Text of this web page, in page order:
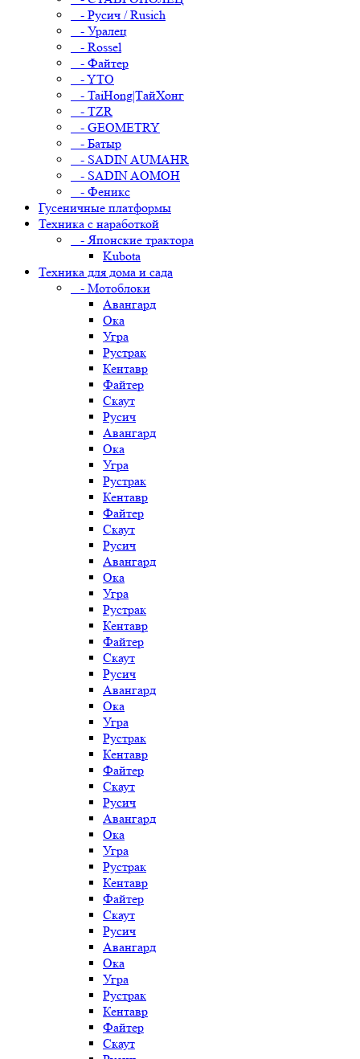
- Русич / Rusich
- Уралец
- Rossel
- Файтер
- YTO
- TaiHong|ТайХонг
- TZR
- GEOMETRY
- Батыр
- SADIN AUMAHR
- SADIN AOMOH
- Феникс
Гусеничные платформы
Техника с наработкой
- Японские трактора
Kubota
Техника для дома и сада
- Мотоблоки
Авангард
Ока
Угра
Рустрак
Кентавр
Файтер
Скаут
Русич
Авангард
Ока
Угра
Рустрак
Кентавр
Файтер
Скаут
Русич
Авангард
Ока
Угра
Рустрак
Кентавр
Файтер
Скаут
Русич
Авангард
Ока
Угра
Рустрак
Кентавр
Файтер
Скаут
Русич
Авангард
Ока
Угра
Рустрак
Кентавр
Файтер
Скаут
Русич
Авангард
Ока
Угра
Рустрак
Кентавр
Файтер
Скаут